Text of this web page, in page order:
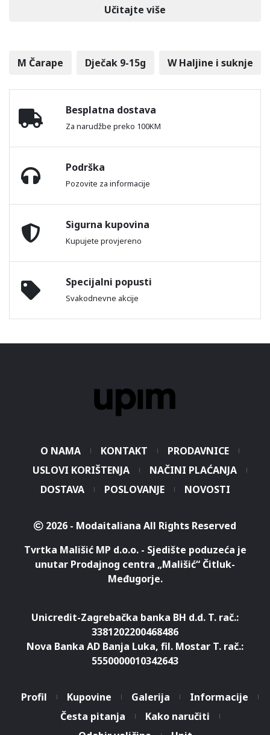
Učitajte više
M Čarape Dječak 9-15g W Haljine i suknje
Besplatna dostava
Za narudžbe preko 100KM
Podrška
Pozovite za informacije
Sigurna kupovina
Kupujete provjereno
Specijalni popusti
Svakodnevne akcije
O NAMA KONTAKT
PRODAVNICE
USLOVI KORIŠTENJA
NAČINI PLAĆANJA
DOSTAVA
POSLOVANJE NOVOSTI
2026 - Modaitaliana All Rights Reserved
Tvrtka Mališić MP d.o.o. - Sjedište poduzeća je
unutar Prodajnog centra „Mališić“ Čitluk-
Međugorje.
Unicredit-Zagrebačka banka BH d.d. T. rač.:
3381202200468486
Nova Banka AD Banja Luka, fil. Mostar T. rač.:
5550000010342643
Profil Kupovine Galerija
Informacije
Česta pitanja
Kako naručiti